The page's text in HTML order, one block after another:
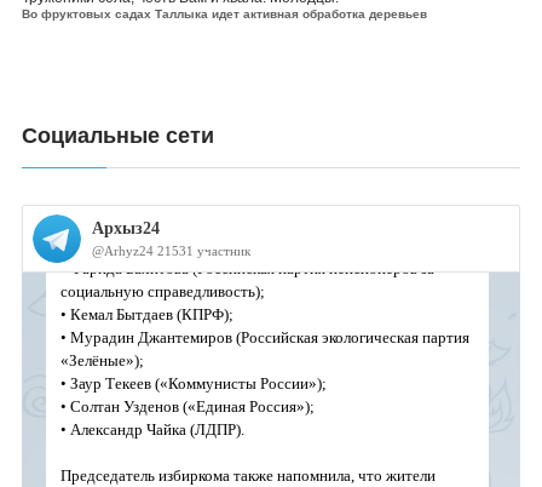
Во фруктовых садах Таллыка идет активная обработка деревьев
Социальные сети